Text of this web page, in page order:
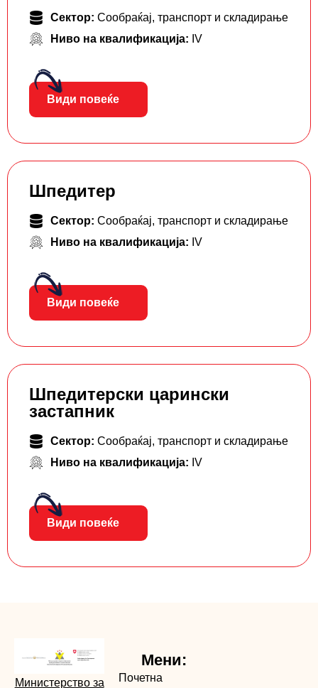
Сектор: Сообраќај, транспорт и складирање
Ниво на квалификација: IV
Види повеќе
Шпедитер
Сектор: Сообраќај, транспорт и складирање
Ниво на квалификација: IV
Види повеќе
Шпедитерски царински
застапник
Сектор: Сообраќај, транспорт и складирање
Ниво на квалификација: IV
Види повеќе
Министерство за
Мени:
Почетна